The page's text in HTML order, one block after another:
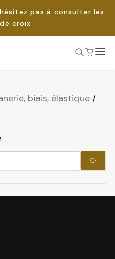
pas à consulter les
croix
biais, élastique/